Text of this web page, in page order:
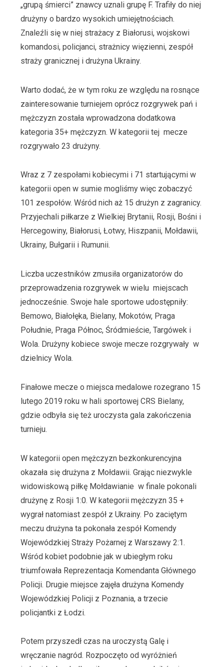
„grupą śmierci” znawcy uznali grupę F. Trafiły do niej
drużyny o bardzo wysokich umiejętnościach.
Znaleźli się w niej strażacy z Białorusi, wojskowi
komandosi, policjanci, strażnicy więzienni, zespół
straży granicznej i drużyna Ukrainy.
Warto dodać, że w tym roku ze względu na rosnące
zainteresowanie turniejem oprócz rozgrywek pań i
mężczyzn została wprowadzona dodatkowa
kategoria 35+ mężczyzn. W kategorii tej mecze
rozgrywało 23 drużyny.
Wraz z 7 zespołami kobiecymi i 71 startującymi w
kategorii open w sumie mogliśmy więc zobaczyć
101 zespołów. Wśród nich aż 15 drużyn z zagranicy.
Przyjechali piłkarze z Wielkiej Brytanii, Rosji, Bośni i
Hercegowiny, Białorusi, Łotwy, Hiszpanii, Mołdawii,
Ukrainy, Bułgarii i Rumunii.
Liczba uczestników zmusiła organizatorów do
przeprowadzenia rozgrywek w wielu miejscach
jednocześnie. Swoje hale sportowe udostępniły:
Bemowo, Białołęka, Bielany, Mokotów, Praga
Południe, Praga Północ, Śródmieście, Targówek i
Wola. Drużyny kobiece swoje mecze rozgrywały w
dzielnicy Wola.
Finałowe mecze o miejsca medalowe rozegrano 15
lutego 2019 roku w hali sportowej CRS Bielany,
gdzie odbyła się też uroczysta gala zakończenia
turnieju.
W kategorii open mężczyzn bezkonkurencyjna
okazała się drużyna z Mołdawii. Grając niezwykle
widowiskową piłkę Mołdawianie w finale pokonali
drużynę z Rosji 1:0. W kategorii mężczyzn 35 +
wygrał natomiast zespół z Ukrainy. Po zaciętym
meczu drużyna ta pokonała zespół Komendy
Wojewódzkiej Straży Pożarnej z Warszawy 2:1.
Wśród kobiet podobnie jak w ubiegłym roku
triumfowała Reprezentacja Komendanta Głównego
Policji. Drugie miejsce zajęła drużyna Komendy
Wojewódzkiej Policji z Poznania, a trzecie
policjantki z Łodzi.
Potem przyszedł czas na uroczystą Galę i
wręczanie nagród. Rozpoczęto od wyróżnień